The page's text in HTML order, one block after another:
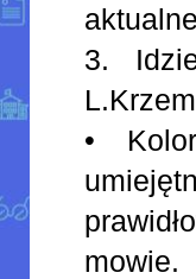
3.
•
mowie.